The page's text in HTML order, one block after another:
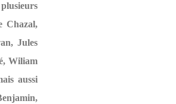
Chazal,
Jules
Wiliam
aussi